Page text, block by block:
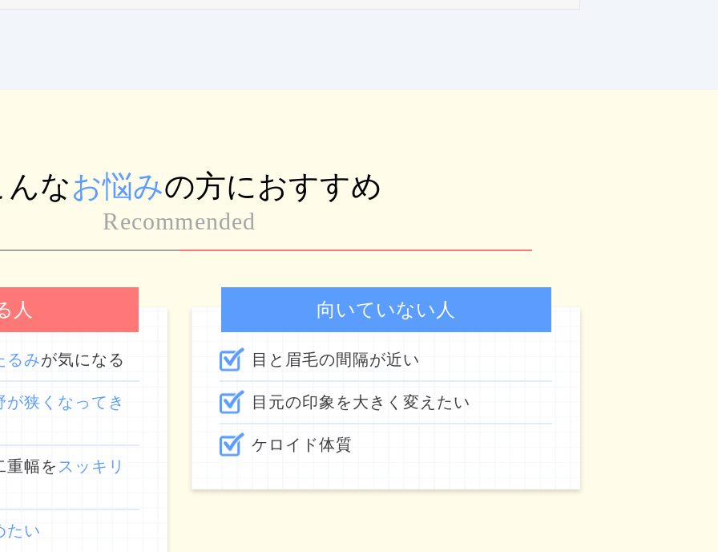
んなお悩みの方におすすめ
Recommended
人
るみが気になる
が狭くなってき
重幅を スッキリ
たい
向いていない人
目と眉毛の間隔が近い
目元の印象を大きく変えたい
ケロイド体質